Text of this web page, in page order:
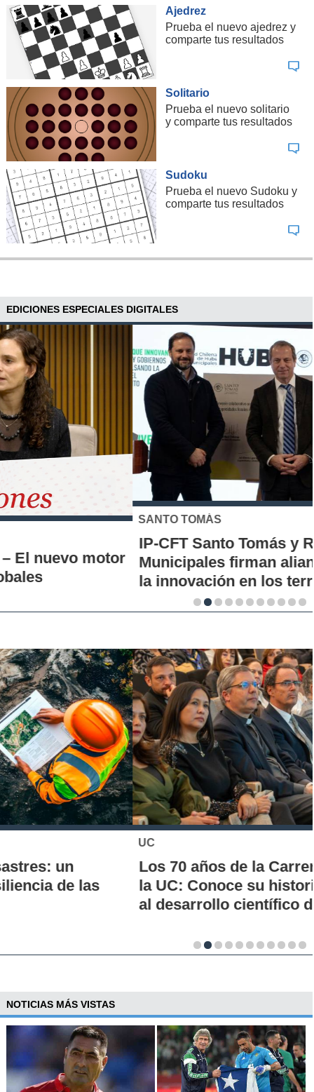
Ajedrez
Prueba el nuevo ajedrez y
comparte tus resultados
Solitario
Prueba el nuevo solitario
y comparte tus resultados
Sudoku
Prueba el nuevo Sudoku y
comparte tus resultados
EDICIONES ESPECIALES DIGITALES
SANTO TOMÁS
IP-CFT Santo Tomás y Red de Hubs
Municipales firman alianza para impulsar
la innovación en los territorios
Los 70 años de la Carrera de Química de
la UC: Conoce su historia, hitos y aporte
al desarrollo científico del país
NOTICIAS MÁS VISTAS